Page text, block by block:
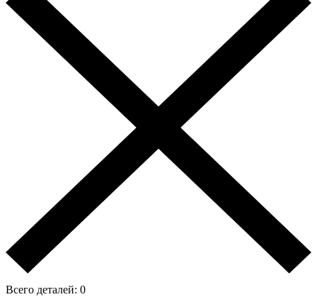
Всего деталей: 0